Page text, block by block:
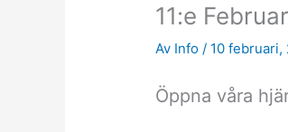
11:e
Av Info/ 10 februari,
Öppna våra